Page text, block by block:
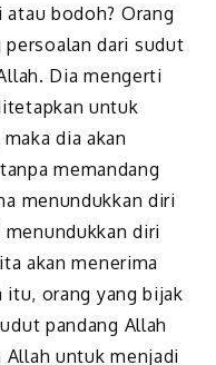
atau bodoh? Orang
persoalan dari sudut
Dia mengerti
untuk
dia akan
memandang
menundukkan diri
diri
akan menerima
itu, orang yang bijak
pandang Allah
untuk menjadi